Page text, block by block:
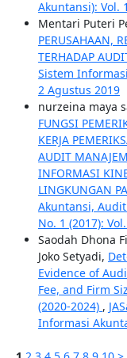
Akuntansi): Vol.
Mentari Puteri
PERUSAHAAN,
TERHADAP
Sistem
2 Agustus 2019
nurzeina maya
FUNGSI
KERJA
AUDIT
INFORMASI
LINGKUNGAN
Akuntansi,
No. 1 (2017):
Saodah Dhona
Joko Setyadi,
Evidence of
Fee, and Firm
(2020-2024) ,
Informasi